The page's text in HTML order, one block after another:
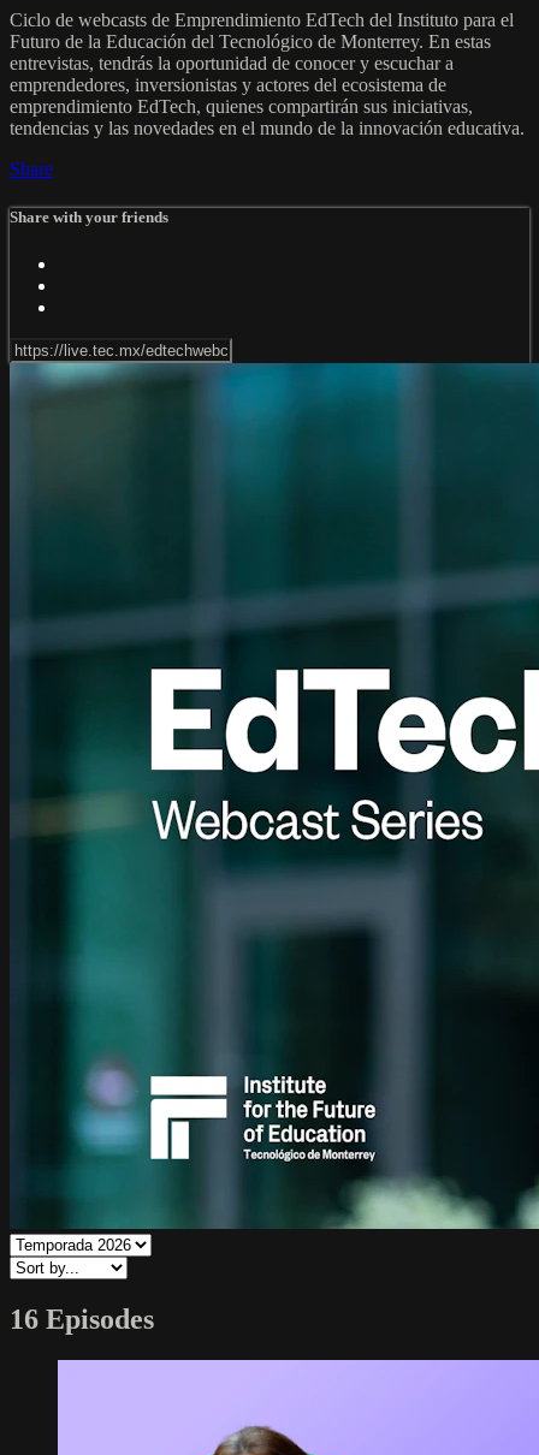
Ciclo de webcasts de Emprendimiento EdTech del Instituto para el
Futuro de la Educación del Tecnológico de Monterrey. En estas
entrevistas, tendrás la oportunidad de conocer y escuchar a
emprendedores, inversionistas y actores del ecosistema de
emprendimiento EdTech, quienes compartirán sus iniciativas,
tendencias y las novedades en el mundo de la innovación educativa.
Share
Share with your friends
16 Episodes